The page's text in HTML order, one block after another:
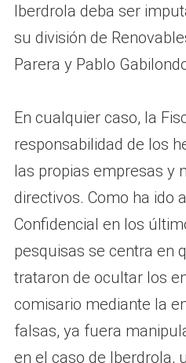
Iberdrola deba ser
su división de
Parera y Pablo
En cualquier caso, la
responsabilidad de los
las propias empresas y
directivos. Como ha ido
Confidencial en los
pesquisas se centra en
trataron de ocultar los
comisario mediante la
falsas, ya fuera
en el caso de Iberdrola,